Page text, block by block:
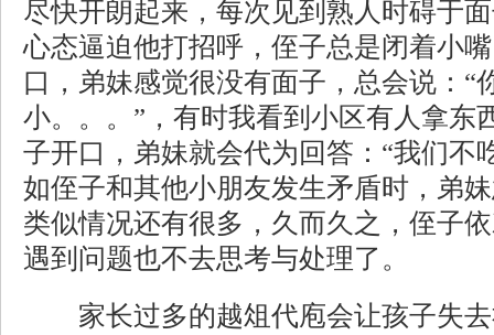
尽快开朗起来，每次见到熟人时碍于
心态逼迫他打招呼，侄子总是闭着小
口，弟妹感觉很没有面子，总会说：“
小。。。”，有时我看到小区有人拿东
子开口，弟妹就会代为回答：“我们不
如侄子和其他小朋友发生矛盾时，弟
类似情况还有很多，久而久之，侄子
遇到问题也不去思考与处理了。
家长过多的越俎代庖会让孩子失去